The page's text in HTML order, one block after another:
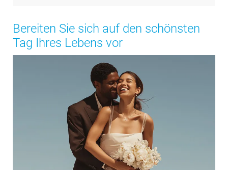
Bereiten Sie sich auf den schönsten
Tag Ihres Lebens vor